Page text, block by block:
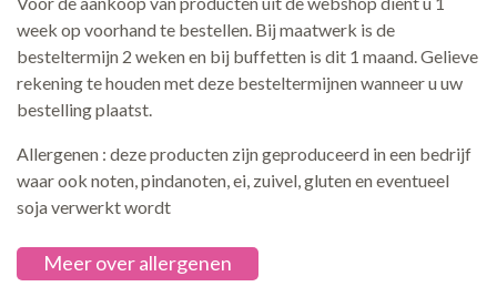
week op voorhand te bestellen. Bij maatwerk is de
besteltermijn 2 weken en bij buffetten is dit 1 maand. Gelieve
rekening te houden met deze besteltermijnen wanneer u uw
bestelling plaatst.
Allergenen : deze producten zijn geproduceerd in een bedrijf
waar ook noten, pindanoten, ei, zuivel, gluten en eventueel
soja verwerkt wordt
Meer over allergenen